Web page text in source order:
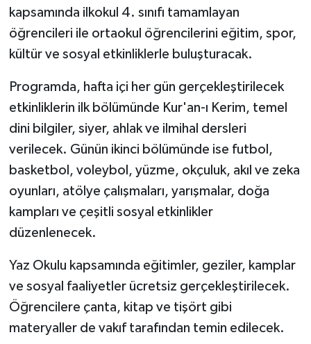
kapsamında ilkokul 4. sınıfı tamamlayan
öğrencileri ile ortaokul öğrencilerini eğitim, spor,
kültür ve sosyal etkinliklerle buluşturacak.
Programda, hafta içi her gün gerçekleştirilecek
etkinliklerin ilk bölümünde Kur'an-ı Kerim, temel
dini bilgiler, siyer, ahlak ve ilmihal dersleri
verilecek. Günün ikinci bölümünde ise futbol,
basketbol, voleybol, yüzme, okçuluk, akıl ve zeka
oyunları, atölye çalışmaları, yarışmalar, doğa
kampları ve çeşitli sosyal etkinlikler
düzenlenecek.
Yaz Okulu kapsamında eğitimler, geziler, kamplar
ve sosyal faaliyetler ücretsiz gerçekleştirilecek.
Öğrencilere çanta, kitap ve tişört gibi
materyaller de vakıf tarafından temin edilecek.